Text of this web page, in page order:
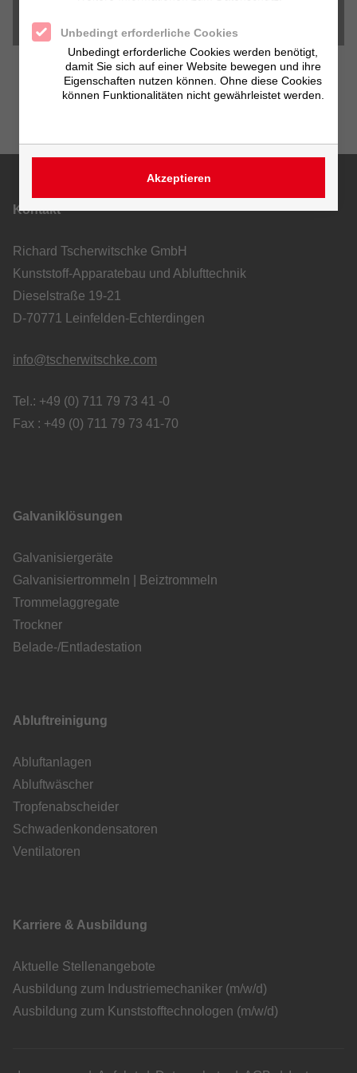
Kontakt
Richard Tscherwitschke GmbH
Kunststoff-Apparatebau und Ablufttechnik
Dieselstraße 19-21
D-70771 Leinfelden-Echterdingen
info@tscherwitschke.com
Tel.: +49 (0) 711 79 73 41 -0
Fax : +49 (0) 711 79 73 41-70
Galvaniklösungen
Galvanisiergeräte
Galvanisiertrommeln | Beiztrommeln
Trommelaggregate
Trockner
Belade-/Entladestation
Abluftreinigung
Abluftanlagen
Abluftwäscher
Tropfenabscheider
Schwadenkondensatoren
Ventilatoren
Karriere & Ausbildung
Aktuelle Stellenangebote
Ausbildung zum Industriemechaniker (m/w/d)
Ausbildung zum Kunststofftechnologen (m/w/d)
Unbedingt erforderliche Cookies
Unbedingt erforderliche Cookies werden benötigt,
damit Sie sich auf einer Website bewegen und ihre
Eigenschaften nutzen können. Ohne diese Cookies
können Funktionalitäten nicht gewährleistet werden.
Akzeptieren